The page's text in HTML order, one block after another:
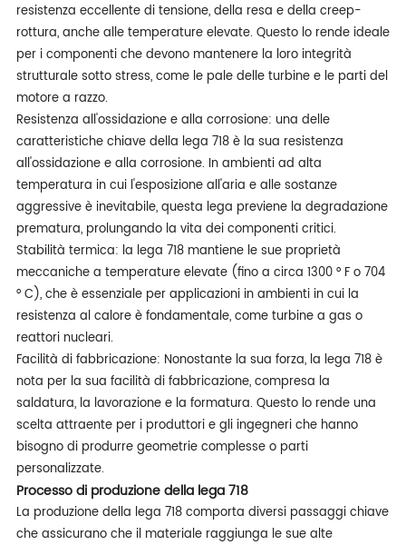
resistenza eccellente di tensione, della resa e della creep-
rottura, anche alle temperature elevate. Questo lo rende ideale
per i componenti che devono mantenere la loro integrità
strutturale sotto stress, come le pale delle turbine e le parti del
motore a razzo.
Resistenza all'ossidazione e alla corrosione: una delle
caratteristiche chiave della lega 718 è la sua resistenza
all'ossidazione e alla corrosione. In ambienti ad alta
temperatura in cui l'esposizione all'aria e alle sostanze
aggressive è inevitabile, questa lega previene la degradazione
prematura, prolungando la vita dei componenti critici.
Stabilità termica: la lega 718 mantiene le sue proprietà
meccaniche a temperature elevate (fino a circa 1300 ° F o 704
° C), che è essenziale per applicazioni in ambienti in cui la
resistenza al calore è fondamentale, come turbine a gas o
reattori nucleari.
Facilità di fabbricazione: Nonostante la sua forza, la lega 718 è
nota per la sua facilità di fabbricazione, compresa la
saldatura, la lavorazione e la formatura. Questo lo rende una
scelta attraente per i produttori e gli ingegneri che hanno
bisogno di produrre geometrie complesse o parti
personalizzate.
Processo di produzione della lega 718
La produzione della lega 718 comporta diversi passaggi chiave
che assicurano che il materiale raggiunga le sue alte